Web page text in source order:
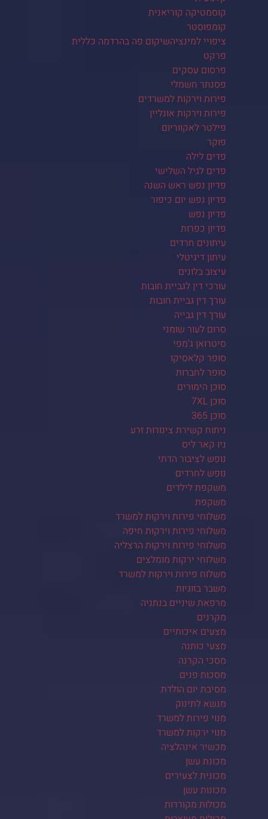
קוסמטיקה קוריאנית
קומפוסטר
ציפויי למינציהשיקום פה בהרדמה כללית
פרקט
פרסום עסקים
פסנתר חשמלי
פירות וירקות למשרדים
פירות וירקות אונליין
פילטר לאקווריום
פוקר
פדים לילה
פדים לגיל השלישי
פדיון נפש ראש השנה
פדיון נפש יום כיפור
פדיון נפש
פדיון כפרות
עיתונים חרדים
עיתון דיגיטלי
עיצוב בלונים
עורכי דין לגביית חובות
עורך דין גביית חובות
עורך דין גבייה
סרום לעור שומני
סיטרואן ג'מפי
סופר קלאסיקו
סופר לחברות
סוכן הימורים
סוכן 7XL
סוכן 365
ניתוח קשירת צינורות זרע
ניו קאר ליס
נופש לציבור הדתי
נופש לחרדים
משקפת לילדים
משקפת
משלוחי פירות וירקות למשרד
משלוחי פירות וירקות חיפה
משלוחי פירות וירקות הרצליה
משלוחי ירקות מומלצים
משלוח פירות וירקות למשרד
משבר בזוגיות
מרפאת שיניים בנתניה
מקרנים
מצעים איכותיים
מצעי כותנה
מסכי הקרנה
מסכות פנים
מסיבת יום הולדת
מנשא לתינוק
מנוי פירות למשרד
מנוי ירקות למשרד
מכשיר אינהלציה
מכונת עשן
מכונית לצעירים
מכונות עשן
מכולות מקוררות